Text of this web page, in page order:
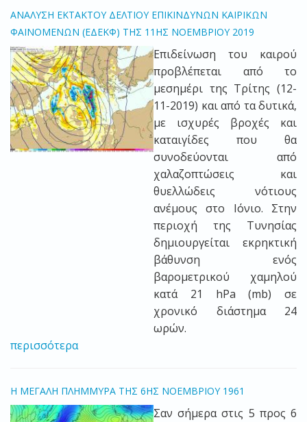
ΑΝΑΛΥΣΗ ΕΚΤΑΚΤΟΥ ΔΕΛΤΙΟΥ ΕΠΙΚΙΝΔΥΝΩΝ ΚΑΙΡΙΚΩΝ
ΦΑΙΝΟΜΕΝΩΝ (ΕΔΕΚΦ) ΤΗΣ 11ΗΣ ΝΟΕΜΒΡΙΟΥ 2019
Eπιδείνωση του καιρού
προβλέπεται από το
μεσημέρι της Τρίτης (12-
11-2019) και από τα δυτικά,
με ισχυρές βροχές και
καταιγίδες που θα
συνοδεύονται από
χαλαζοπτώσεις και
θυελλώδεις νότιους
ανέμους στο Ιόνιο. Στην
περιοχή της Τυνησίας
δημιουργείται εκρηκτική
βάθυνση ενός
βαρομετρικού χαμηλού
κατά 21 hPa (mb) σε
χρονικό διάστημα 24
ωρών.
περισσότερα
H ΜΕΓΑΛΗ ΠΛΗΜΜΥΡΑ ΤΗΣ 6ΗΣ ΝΟΕΜΒΡΙΟΥ 1961
Σαν σήμερα στις 5 προς 6